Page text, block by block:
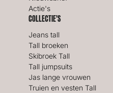
Actie's
COLLECTIE'S
Jeans tall
Tall broeken
Skibroek Tall
Tall jumpsuits
Jas lange vrouwen
Truien en vesten Tall